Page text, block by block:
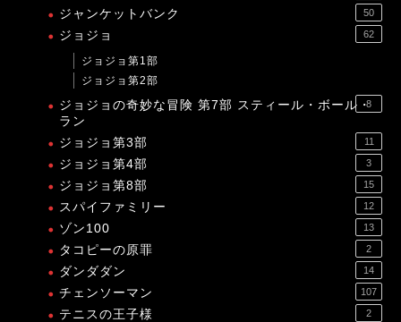
ジャンケットバンク 50
ジョジョ 62
ジョジョ第1部
ジョジョ第2部
ジョジョの奇妙な冒険 第7部 スティール・ボール・
ラン
8
ジョジョ第3部 11
ジョジョ第4部 3
ジョジョ第8部 15
スパイファミリー 12
ゾン100 13
タコピーの原罪 2
ダンダダン 14
チェンソーマン 107
テニスの王子様 2